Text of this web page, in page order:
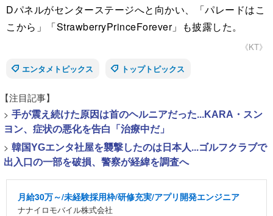
Dパネルがセンターステージへと向かい、「パレードはこ
こから」「StrawberryPrinceForever」も披露した。
《KT》
エンタメトピックス
トップトピックス
【注目記事】
> 手が震え続けた原因は首のヘルニアだった...KARA・スン
ヨン、症状の悪化を告白「治療中だ」
> 韓国YGエンタ社屋を襲撃したのは日本人...ゴルフクラブで
出入口の一部を破損、警察が経緯を調査へ
月給30万～/未経験採用枠/研修充実/アプリ開発エンジニア
ナナイロモバイル株式会社